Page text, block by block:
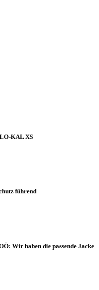
KAL XS
führend
Wir haben die passende Jacke